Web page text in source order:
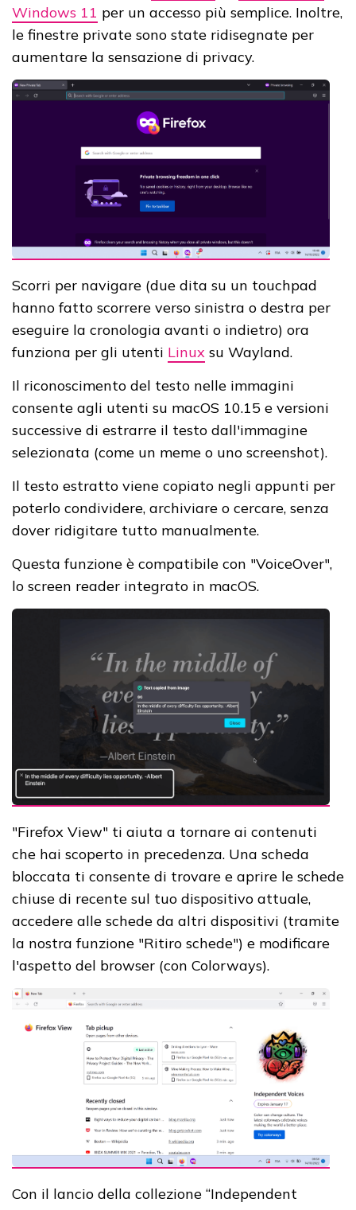
Windows 11 per un accesso più semplice. Inoltre,
le finestre private sono state ridisegnate per
aumentare la sensazione di privacy.
Scorri per navigare (due dita su un touchpad
hanno fatto scorrere verso sinistra o destra per
eseguire la cronologia avanti o indietro) ora
funziona per gli utenti Linux su Wayland.
Il riconoscimento del testo nelle immagini
consente agli utenti su macOS 10.15 e versioni
successive di estrarre il testo dall'immagine
selezionata (come un meme o uno screenshot).
Il testo estratto viene copiato negli appunti per
poterlo condividere, archiviare o cercare, senza
dover ridigitare tutto manualmente.
Questa funzione è compatibile con "VoiceOver",
lo screen reader integrato in macOS.
"Firefox View" ti aiuta a tornare ai contenuti
che hai scoperto in precedenza. Una scheda
bloccata ti consente di trovare e aprire le schede
chiuse di recente sul tuo dispositivo attuale,
accedere alle schede da altri dispositivi (tramite
la nostra funzione "Ritiro schede") e modificare
l'aspetto del browser (con Colorways).
Con il lancio della collezione “Independent